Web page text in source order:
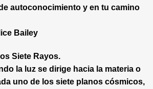
autoconocimiento y en tu camino
Bailey
Siete Rayos.
la luz se dirige hacia la materia o
uno de los siete planos cósmicos,